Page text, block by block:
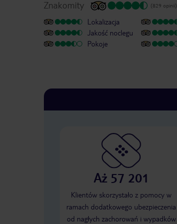
Znakomity (829 opinii)
Lokalizacja
Jakość noclegu
Pokoje
Aż 57 201
Klientów skorzystało z pomocy w
ramach dodatkowego ubezpieczenia
od nagłych zachorowań i wypadków